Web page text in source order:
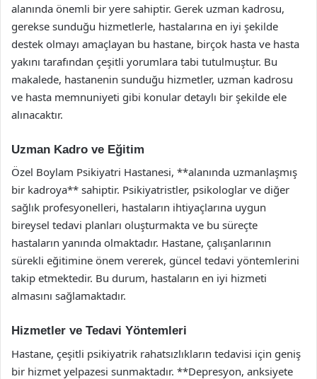
alanında önemli bir yere sahiptir. Gerek uzman kadrosu,
gerekse sunduğu hizmetlerle, hastalarına en iyi şekilde
destek olmayı amaçlayan bu hastane, birçok hasta ve hasta
yakını tarafından çeşitli yorumlara tabi tutulmuştur. Bu
makalede, hastanenin sunduğu hizmetler, uzman kadrosu
ve hasta memnuniyeti gibi konular detaylı bir şekilde ele
alınacaktır.
Uzman Kadro ve Eğitim
Özel Boylam Psikiyatri Hastanesi, **alanında uzmanlaşmış
bir kadroya** sahiptir. Psikiyatristler, psikologlar ve diğer
sağlık profesyonelleri, hastaların ihtiyaçlarına uygun
bireysel tedavi planları oluşturmakta ve bu süreçte
hastaların yanında olmaktadır. Hastane, çalışanlarının
sürekli eğitimine önem vererek, güncel tedavi yöntemlerini
takip etmektedir. Bu durum, hastaların en iyi hizmeti
almasını sağlamaktadır.
Hizmetler ve Tedavi Yöntemleri
Hastane, çeşitli psikiyatrik rahatsızlıkların tedavisi için geniş
bir hizmet yelpazesi sunmaktadır. **Depresyon, anksiyete